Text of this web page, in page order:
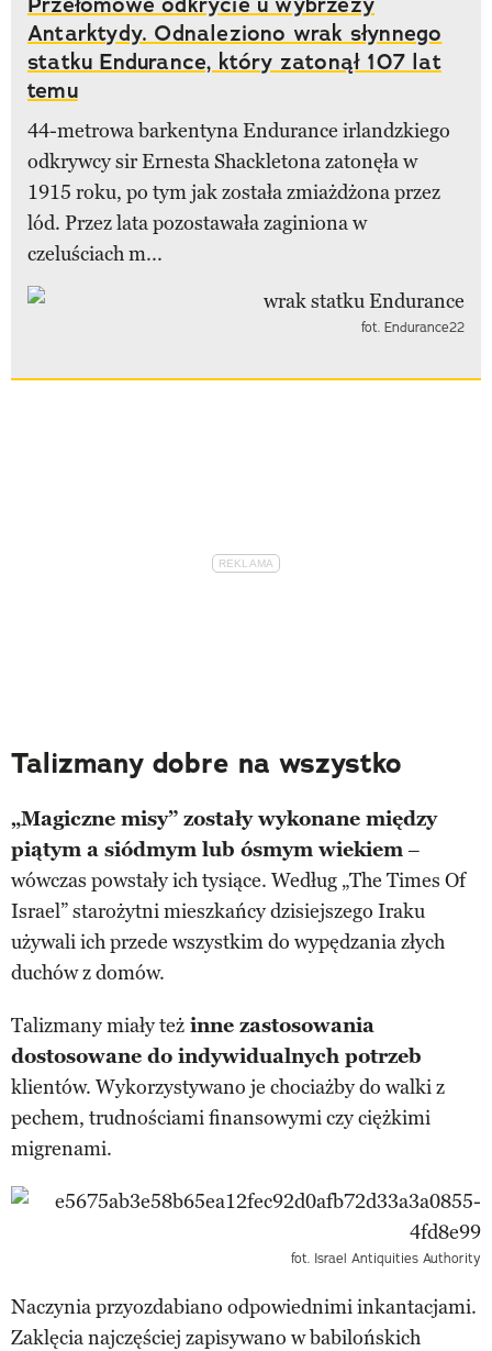
Antarktydy. Odnaleziono wrak słynnego
statku Endurance, który zatonął 107 lat
temu
44-metrowa barkentyna Endurance irlandzkiego
odkrywcy sir Ernesta Shackletona zatonęła w
1915 roku, po tym jak została zmiażdżona przez
lód. Przez lata pozostawała zaginiona w
czeluściach m...
fot. Endurance22
Talizmany dobre na wszystko
„Magiczne misy” zostały wykonane między
piątym a siódmym lub ósmym wiekiem–
wówczas powstały ich tysiące. Według „The Times Of
Israel” starożytni mieszkańcy dzisiejszego Iraku
używali ich przede wszystkim do wypędzania złych
duchów z domów.
Talizmany miały też inne zastosowania
dostosowane do indywidualnych potrzeb
klientów. Wykorzystywano je chociażby do walki z
pechem, trudnościami finansowymi czy ciężkimi
migrenami.
fot. Israel Antiquities Authority
Naczynia przyozdabiano odpowiednimi inkantacjami.
Zaklęcia najczęściej zapisywano w babilońskich